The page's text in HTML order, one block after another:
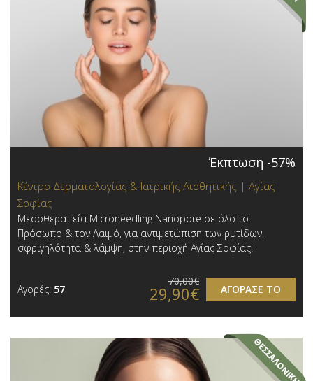
Έκπτωση -57%
Κέντρο Δερματολογίας & Ιατρικής Αισθητικής | Αγίας
Σοφίας
Μεσοθεραπεία Microneedling Nanopore σε όλο το
Πρόσωπο & τον Λαιμό, για αντιμετώπιση των ρυτίδων,
σφριγηλότητα & λάμψη, στην περιοχή Αγίας Σοφίας!
Αγορές: 57 ΑΓΟΡΑΣΕ ΤΟ
70,00€
29,90€